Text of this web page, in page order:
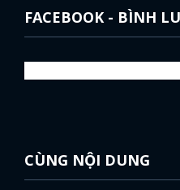
FACEBOOK - BÌNH
CÙNG NỘI DUNG